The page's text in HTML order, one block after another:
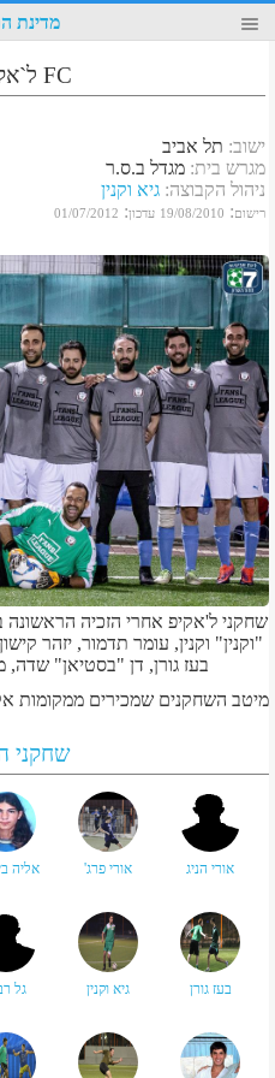
מדינת
FC ל`אקיפ
ישוב: תל אביב
מגרש בית: מגדל ב.ס.ר
ניהול הקבוצה: גיא וקנין
רישום:
19/08/2010 עדכון:
01/07/2012
שחקני ל'אקיפ אחרי הזכיה הראשונה
"וקנין" וקנין, עומר תדמור, יזהר
בעז גורן, דן "בסטיאן"
מיטב השחקנים שמכירים ממקומות
שחקני
אורי הניג אורי פרג' אליה
בעז גורן גיא וקנין גל